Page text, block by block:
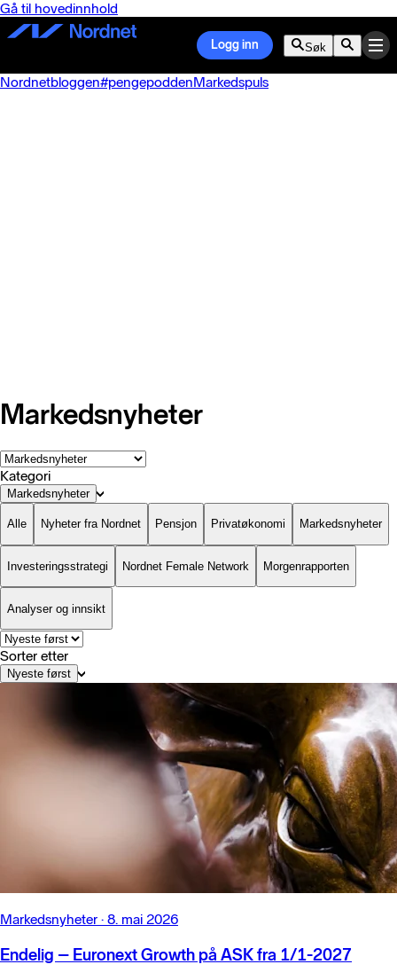
Gå til hovedinnhold
Logg inn Søk
Nordnetbloggen#pengepoddenMarkedspuls
Markedsnyheter
Kategori
Markedsnyheter
Alle Nyheter fra Nordnet Pensjon Privatøkonomi Markedsnyheter
Investeringsstrategi Nordnet Female Network Morgenrapporten
Analyser og innsikt
Sorter etter
Nyeste først
Markedsnyheter · 8. mai 2026
Endelig – Euronext Growth på ASK fra 1/1-2027